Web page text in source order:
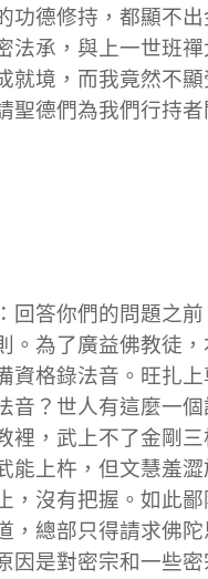
功德修持，都顯不
法承，與上一世班
就境，而我竟然不
聖德們為我們行持
回答你們的問題之
。為了廣益佛教徒
資格錄法音。旺扎
音？世人有這麼一
裡，武上不了金剛
能上杵，但文慧羞
，沒有把握。如此
，總部只得請求佛
因是對密宗和一些